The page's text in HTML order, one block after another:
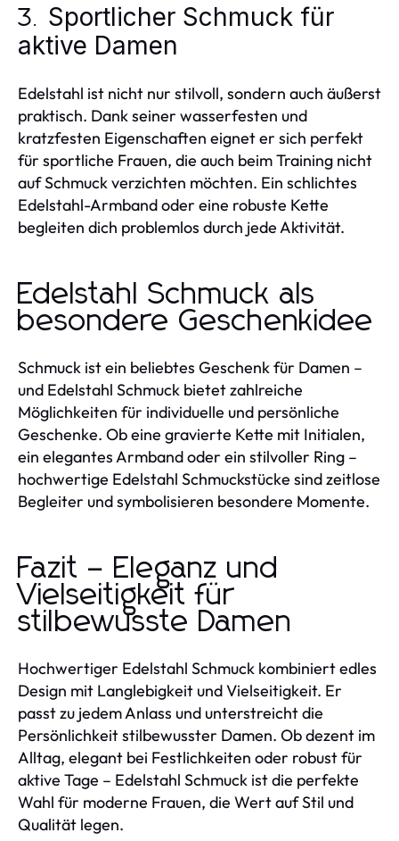
3. Sportlicher Schmuck für
aktive Damen
Edelstahl ist nicht nur stilvoll, sondern auch äußerst
praktisch. Dank seiner wasserfesten und
kratzfesten Eigenschaften eignet er sich perfekt
für sportliche Frauen, die auch beim Training nicht
auf Schmuck verzichten möchten. Ein schlichtes
Edelstahl-Armband oder eine robuste Kette
begleiten dich problemlos durch jede Aktivität.
Edelstahl Schmuck als
besondere Geschenkidee
Schmuck ist ein beliebtes Geschenk für Damen –
und Edelstahl Schmuck bietet zahlreiche
Möglichkeiten für individuelle und persönliche
Geschenke. Ob eine gravierte Kette mit Initialen,
ein elegantes Armband oder ein stilvoller Ring –
hochwertige Edelstahl Schmuckstücke sind zeitlose
Begleiter und symbolisieren besondere Momente.
Fazit – Eleganz und
Vielseitigkeit für
stilbewusste Damen
Hochwertiger Edelstahl Schmuck kombiniert edles
Design mit Langlebigkeit und Vielseitigkeit. Er
passt zu jedem Anlass und unterstreicht die
Persönlichkeit stilbewusster Damen. Ob dezent im
Alltag, elegant bei Festlichkeiten oder robust für
aktive Tage – Edelstahl Schmuck ist die perfekte
Wahl für moderne Frauen, die Wert auf Stil und
Qualität legen.